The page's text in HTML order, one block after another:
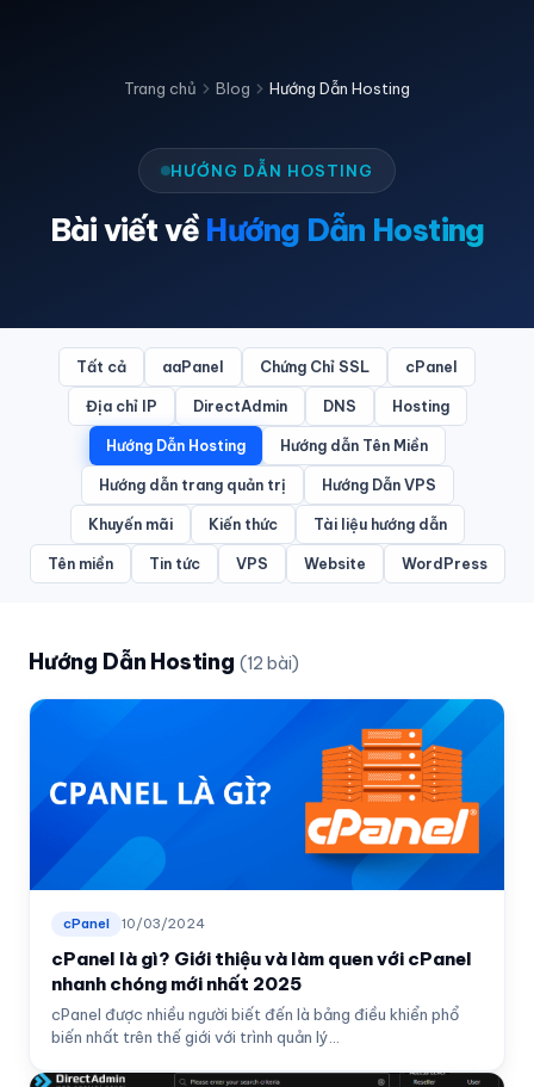
Trang chủ Blog Hướng Dẫn Hosting
HƯỚNG DẪN HOSTING
Bài viết về Hướng Dẫn Hosting
Tất cả aaPanel Chứng Chỉ SSL cPanel
Địa chỉ IP DirectAdmin DNS Hosting
Hướng Dẫn Hosting Hướng dẫn Tên Miền
Hướng dẫn trang quản trị Hướng Dẫn VPS
Khuyến mãi Kiến thức Tài liệu hướng dẫn
Tên miền Tin tức VPS Website WordPress
Hướng Dẫn Hosting (12 bài)
cPanel 10/03/2024
cPanel là gì? Giới thiệu và làm quen với cPanel
nhanh chóng mới nhất 2025
cPanel được nhiều người biết đến là bảng điều khiển phổ
biến nhất trên thế giới với trình quản lý...